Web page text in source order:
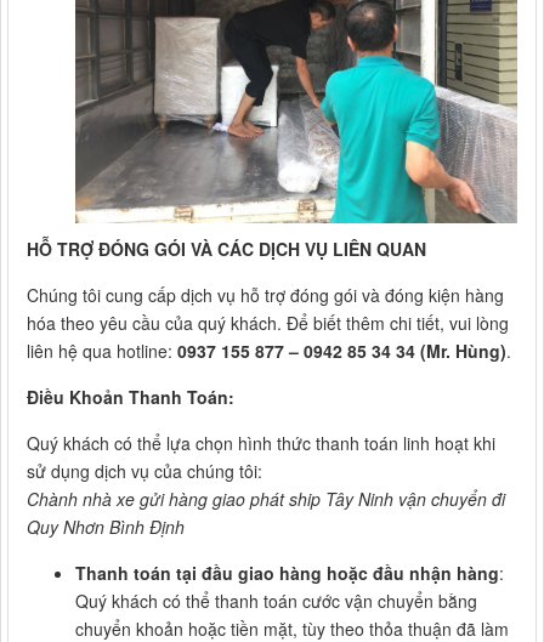
HỖ TRỢ ĐÓNG GÓI VÀ CÁC DỊCH VỤ LIÊN QUAN
Chúng tôi cung cấp dịch vụ hỗ trợ đóng gói và đóng kiện hàng
hóa theo yêu cầu của quý khách. Để biết thêm chi tiết, vui lòng
liên hệ qua hotline: 0937 155 877 – 0942 85 34 34 (Mr. Hùng).
Điều Khoản Thanh Toán:
Quý khách có thể lựa chọn hình thức thanh toán linh hoạt khi
sử dụng dịch vụ của chúng tôi:
Chành nhà xe gửi hàng giao phát ship Tây Ninh vận chuyển đi
Quy Nhơn Bình Định
Thanh toán tại đầu giao hàng hoặc đầu nhận hàng:
Quý khách có thể thanh toán cước vận chuyển bằng
chuyển khoản hoặc tiền mặt, tùy theo thỏa thuận đã làm